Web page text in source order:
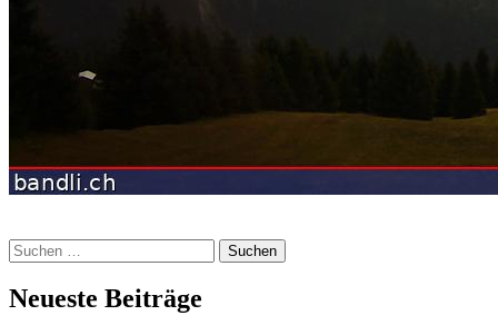
Suchen
nach:
Neueste Beiträge